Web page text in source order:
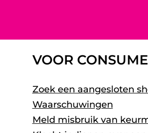
VOOR
Zoek een aangesloten
Waarschuwingen
Meld misbruik van